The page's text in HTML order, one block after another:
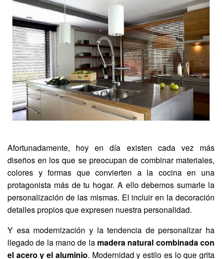
Afortunadamente, hoy en día existen cada vez más
diseños en los que se preocupan de combinar materiales,
colores y formas que convierten a la cocina en una
protagonista más de tu hogar. A ello debemos sumarle la
personalización de las mismas. El incluir en la decoración
detalles propios que expresen nuestra personalidad.
Y esa modernización y la tendencia de personalizar ha
llegado de la mano de la madera natural combinada con
el acero y el aluminio. Modernidad y estilo es lo que grita